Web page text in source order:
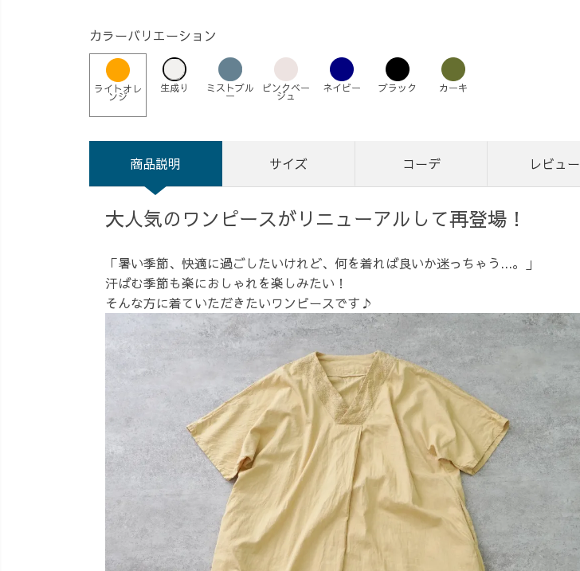
カラーバリエーション
ライトオレ
ンジ
生成り ミストブル
ー
ピンクベー
ジュ
ネイビー ブラック カーキ
商品説明 サイズ コーデ レビュー
大人気のワンピースがリニューアルして再登場！
「暑い季節、快適に過ごしたいけれど、何を着れば良いか迷っちゃう...。」
汗ばむ季節も楽におしゃれを楽しみたい！
そんな方に着ていただきたいワンピースです♪